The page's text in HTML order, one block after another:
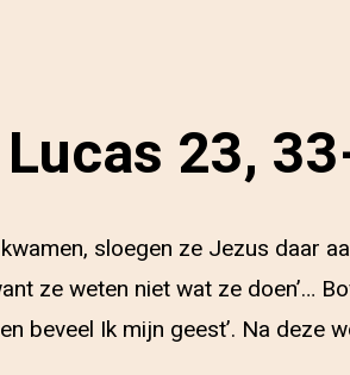
Lucas 23,
sloegen ze Jezus daar
ze weten niet wat ze doen’…
beveel Ik mijn geest’. Na deze